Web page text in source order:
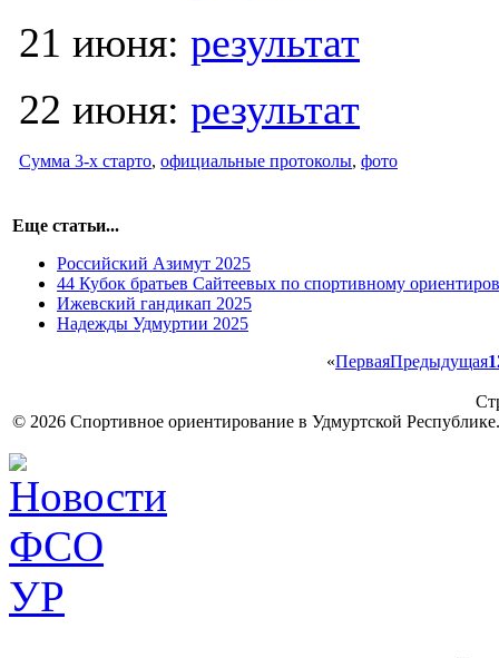
21 июня: результат
22 июня: результат
Сумма 3-х старто, официальные протоколы, фото
Еще статьи...
Российский Азимут 2025
44 Кубок братьев Сайтеевых по спортивному
Ижевский гандикап 2025
Надежды Удмуртии 2025
«ПерваяПредыдущая1
© 2026 Спортивное ориентирование в Удмуртской